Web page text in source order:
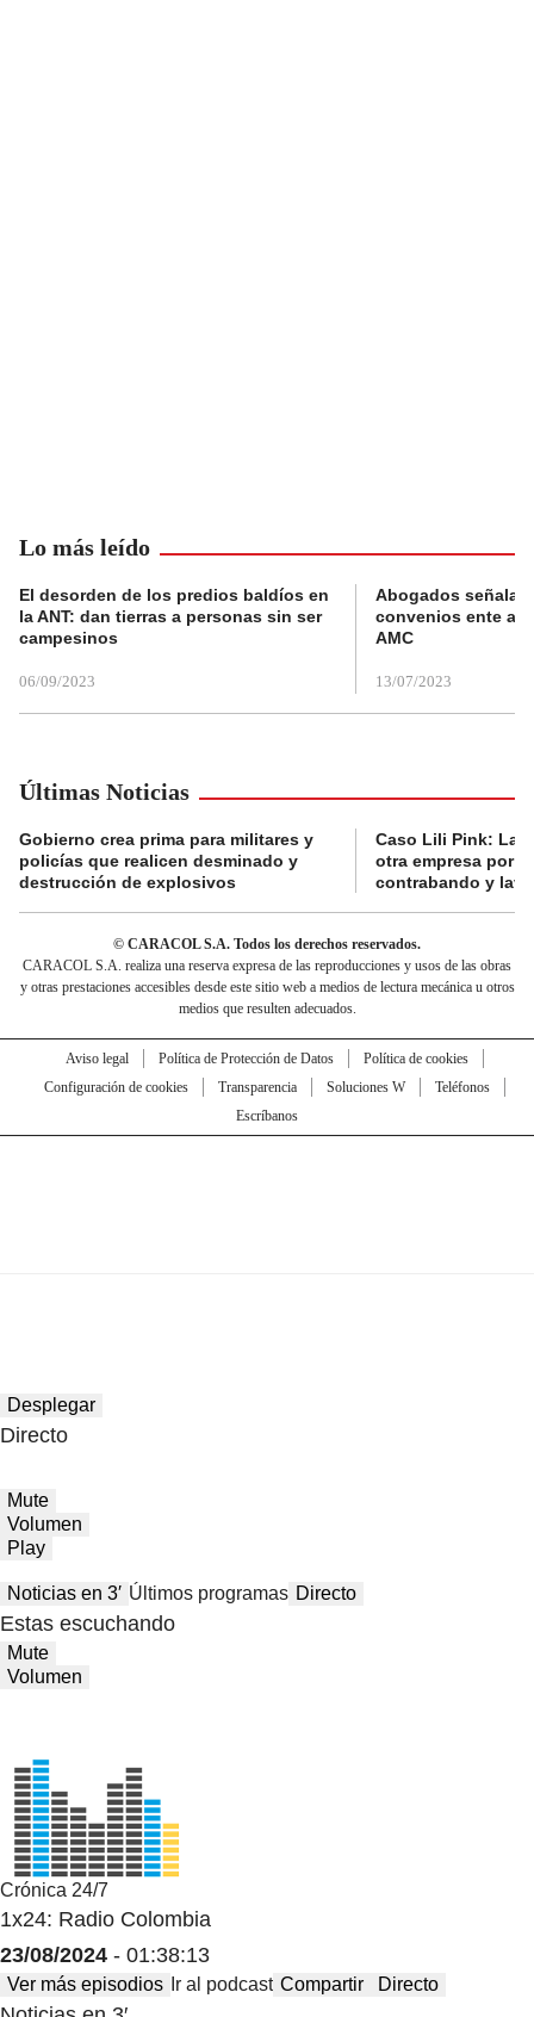
Lo más leído
El desorden de los predios baldíos en
la ANT: dan tierras a personas sin ser
campesinos
06/09/2023
Abogados
convenios ente
AMC
13/07/2023
Últimas Noticias
Gobierno crea prima para militares y
policías que realicen desminado y
destrucción de explosivos
Caso Lili Pink: La
otra empresa por
contrabando y
© CARACOL S.A. Todos los derechos reservados.
CARACOL S.A. realiza una reserva expresa de las reproducciones y usos de las obras
y otras prestaciones accesibles desde este sitio web a medios de lectura mecánica u otros
medios que resulten adecuados.
Aviso legal Política de Protección de Datos
Política de cookies
Configuración de cookies
Transparencia Soluciones W
Teléfonos
Escríbanos
Desplegar
Directo
Mute
Volumen
Play
Noticias en 3′ Últimos programas Directo
Estas escuchando
Mute
Volumen
Crónica 24/7
1x24: Radio Colombia
23/08/2024 - 01:38:13
Ver más episodios Ir al podcast Compartir Directo